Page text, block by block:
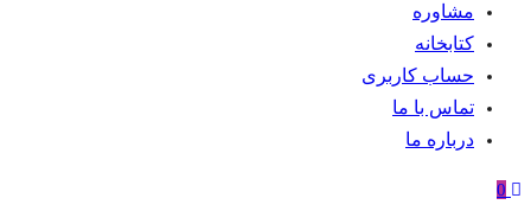
مشاوره
کتابخانه
حساب کاربری
تماس با ما
درباره ما
0